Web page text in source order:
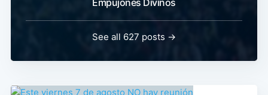
Empujones Divinos
See all 627 posts →